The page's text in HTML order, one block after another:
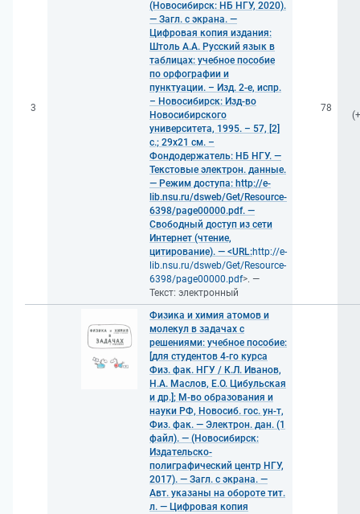
3
(Новосибирск: НБ НГУ, 2020).
— Загл. с экрана. —
Цифровая копия издания:
Штоль А.А. Русский язык в
таблицах: учебное пособие
по орфографии и
пунктуации. – Изд. 2-е, испр.
– Новосибирск: Изд-во
Новосибирского
университета, 1995. – 57, [2]
с.; 29x21 см. –
Фондодержатель: НБ НГУ. —
Текстовые электрон. данные.
— Режим доступа: http://e-
lib.nsu.ru/dsweb/Get/Resource-
6398/page00000.pdf. —
Свободный доступ из сети
Интернет (чтение,
цитирование). — <URL:http://e-
lib.nsu.ru/dsweb/Get/Resource-
6398/page00000.pdf>. —
Текст: электронный
78
Физика и химия атомов и
молекул в задачах с
решениями: учебное пособие:
[для студентов 4-го курса
Физ. фак. НГУ / К.Л. Иванов,
Н.А. Маслов, Е.О. Цибульская
и др.]; М-во образования и
науки РФ, Новосиб. гос. ун-т,
Физ. фак. — Электрон. дан. (1
файл). — (Новосибирск:
Издательско-
полиграфический центр НГУ,
2017). — Загл. с экрана. —
Авт. указаны на обороте тит.
л. — Цифровая копия